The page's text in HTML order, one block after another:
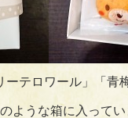
テロワール」「青
ような箱に入ってい